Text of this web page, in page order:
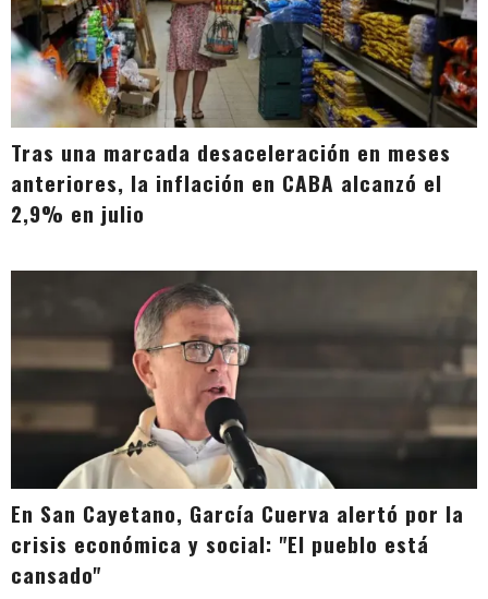
Tras una marcada desaceleración en meses
anteriores, la inflación en CABA alcanzó el
2,9% en julio
En San Cayetano, García Cuerva alertó por la
crisis económica y social: "El pueblo está
cansado"